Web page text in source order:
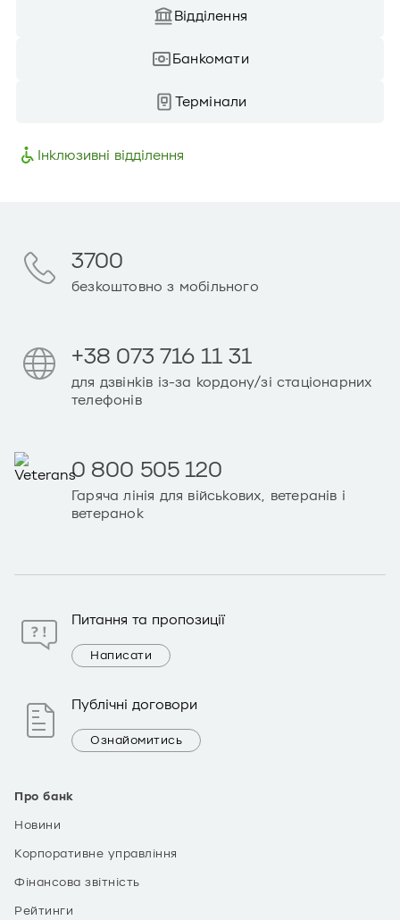
Відділення
Банкомати
Термінали
Інклюзивні відділення
Про банк
Новини
Корпоративне управління
Фінансова звітність
Рейтинги
3700
безкоштовно з мобільного
+38 073 716 11 31
для дзвінків із-за кордону/зі стаціонарних
телефонів
0 800 505 120
Гаряча лінія для військових, ветеранів і
ветеранок
Питання та пропозиції
Написати
Публічні договори
Ознайомитись